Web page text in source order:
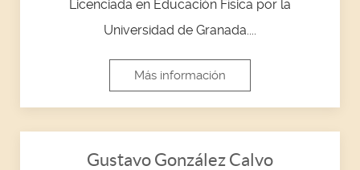
Licenciada en Educación Física por la
Universidad de Granada....
Más información
Gustavo González Calvo